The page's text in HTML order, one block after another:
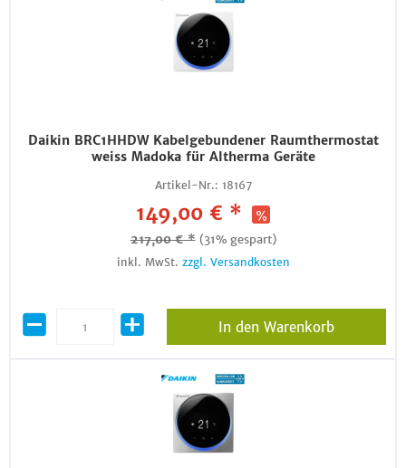
Daikin BRC1HHDW Kabelgebundener Raumthermostat
weiss Madoka für Altherma Geräte
Artikel-Nr.: 18167
149,00 € *
217,00 € * (31% gespart)
inkl. MwSt. zzgl. Versandkosten
In den Warenkorb